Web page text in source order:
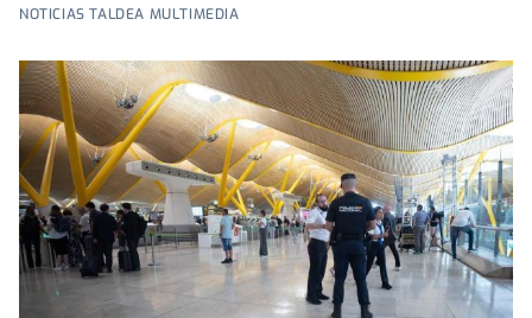
NOTICIAS TALDEA MULTIMEDIA